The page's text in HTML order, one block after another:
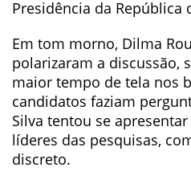
Presidência da República
Em tom morno, Dilma
polarizaram a discussão,
maior tempo de tela nos
candidatos faziam
Silva tentou se
líderes das pesquisas,
discreto.